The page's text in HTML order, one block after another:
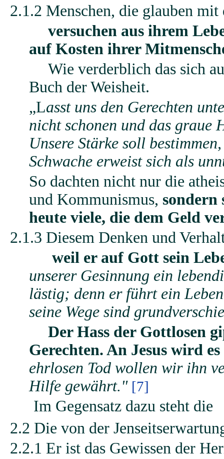
2.1.2 Menschen, die glauben mit
versuchen aus ihrem
auf Kosten ihrer
Wie verderblich das sich
Buch der Weisheit.
„Lasst uns den Gerechten
nicht schonen und das graue
Unsere Stärke soll
Schwache erweist sich als
So dachten nicht nur die
und Kommunismus, sondern
heute viele, die dem Geld
2.1.3 Diesem Denken und
weil er auf Gott sein
unserer Gesinnung ein
lästig; denn er führt ein
seine Wege sind
Der Hass der Gottlosen
Gerechten. An Jesus wird
ehrlosen Tod wollen wir ihn
Hilfe gewährt." [7]
Im Gegensatz dazu steht die
2.2 Die von der
2.2.1 Er ist das Gewissen der